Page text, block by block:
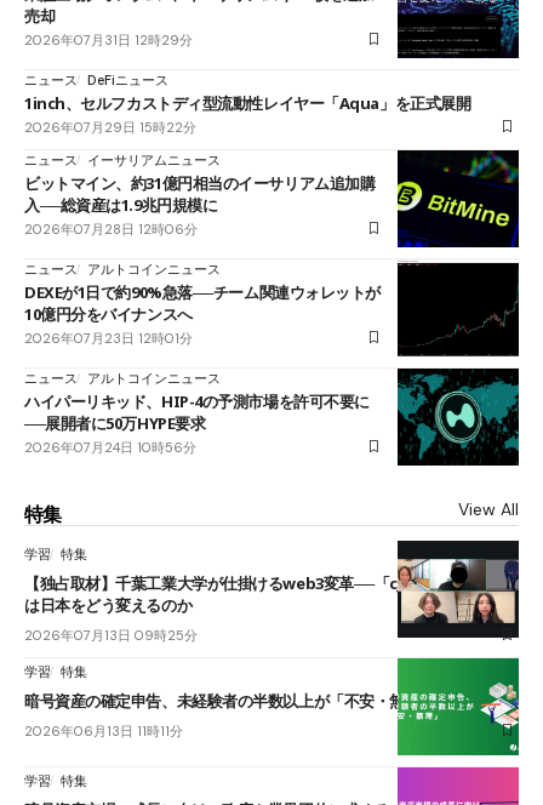
売却
2026年07月31日 12時29分
ニュース DeFiニュース
1inch、セルフカストディ型流動性レイヤー「Aqua」を正式展開
2026年07月29日 15時22分
ニュース
イーサリアムニュース
ビットマイン、約31億円相当のイーサリアム追加購
入──総資産は1.9兆円規模に
2026年07月28日 12時06分
ニュース アルトコインニュース
DEXEが1日で約90%急落──チーム関連ウォレットが
10億円分をバイナンスへ
2026年07月23日 12時01分
ニュース アルトコインニュース
ハイパーリキッド、HIP-4の予測市場を許可不要に
──展開者に50万HYPE要求
2026年07月24日 10時56分
特集 View All
学習 特集
【独占取材】千葉工業大学が仕掛けるweb3変革──「cJPY」とAIの融合
は日本をどう変えるのか
2026年07月13日 09時25分
学習 特集
暗号資産の確定申告、未経験者の半数以上が「不安・無理」
2026年06月13日 11時11分
学習 特集